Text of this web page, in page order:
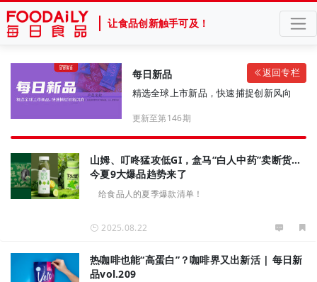
让食品创新触手可及！
返回专栏
每日新品
精选全球上市新品，快速捕捉创新风向
更新至第146期
山姆、叮咚猛攻低GI，盒马“白人中药”卖断货…
今夏9大爆品趋势来了
给食品人的夏季爆款清单！
2025.08.22
热咖啡也能“高蛋白”？咖啡界又出新活 | 每日新
品vol.209